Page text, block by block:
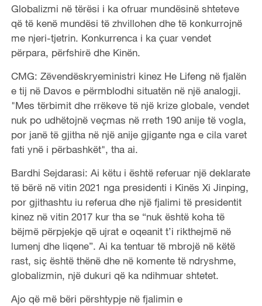
Globalizmi në tërësi i ka ofruar mundësinë shteteve
që të kenë mundësi të zhvillohen dhe të konkurrojnë
me njeri-tjetrin. Konkurrenca i ka çuar vendet
përpara, përfshirë dhe Kinën.
CMG: Zëvendëskryeministri kinez He Lifeng në fjalën
e tij në Davos e përmblodhi situatën në një analogji.
"Mes tërbimit dhe rrëkeve të një krize globale, vendet
nuk po udhëtojnë veçmas në rreth 190 anije të vogla,
por janë të gjitha në një anije gjigante nga e cila varet
fati ynë i përbashkët", tha ai.
Bardhi Sejdarasi: Ai këtu i është referuar një deklarate
të bërë në vitin 2021 nga presidenti i Kinës Xi Jinping,
por gjithashtu iu referua dhe një fjalimi të presidentit
kinez në vitin 2017 kur tha se “nuk është koha të
bëjmë përpjekje që ujrat e oqeanit t’i rikthejmë në
lumenj dhe liqene”. Ai ka tentuar të mbrojë në këtë
rast, siç është thënë dhe në komente të ndryshme,
globalizmin, një dukuri që ka ndihmuar shtetet.
Ajo që më bëri përshtypje në fjalimin e